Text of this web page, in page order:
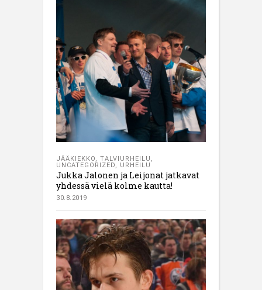
JÄÄKIEKKO, TALVIURHEILU ,
UNCATEGORIZED, URHEILU
Jukka Jalonen ja Leijonat jatkavat
yhdessä vielä kolme kautta!
30.8.2019